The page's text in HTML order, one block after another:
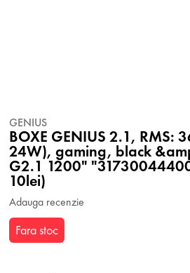
GENIUS
BOXE GENIUS 2.1, RMS:
24W), gaming, black
G2.1 1200"
10lei)
Adauga recenzie
Fara stoc